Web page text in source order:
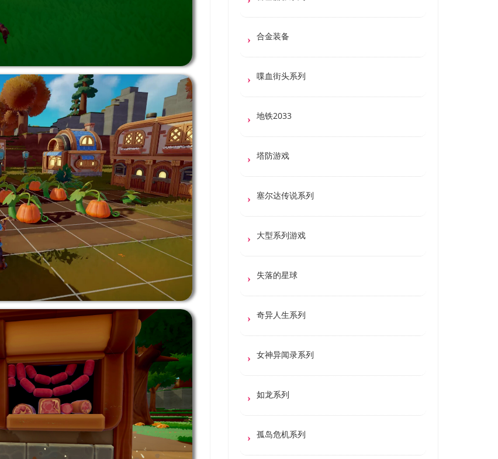
合金装备
喋血街头系列
地铁2033
塔防游戏
塞尔达传说系列
大型系列游戏
失落的星球
奇异人生系列
女神异闻录系列
如龙系列
孤岛危机系列